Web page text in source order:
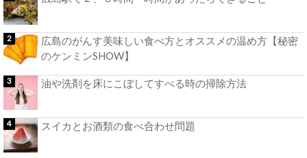
広島のがんす美味しい食べ方とオススメの温め方【秘密
のケンミンSHOW】
油や洗剤を床にこぼしてすべる時の掃除方法
スイカとお酒類の食べ合わせ問題